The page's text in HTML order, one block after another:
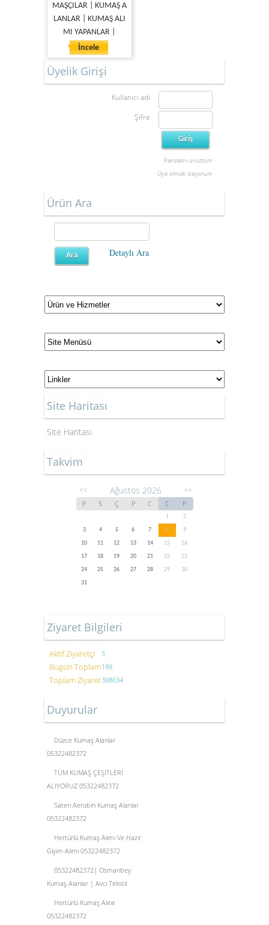
MAŞÇILAR | KUMAŞ A
LANLAR | KUMAŞ ALI
MI YAPANLAR |
İncele
Üyelik Girişi
Kullanıcı adı
Şifre
Parolamı unuttum
Üye olmak istiyorum
Ürün Ara
Detaylı Ara
Site Haritası
Site Haritası
Takvim
<< Ağustos 2026 >>
P S Ç P C C P
1
2
3
4 5 6 7 8
9
10
11 12 13 14 15
16
17
18 19 20 21 22
23
24
25 26 27 28 29
30
31
Ziyaret Bilgileri
Aktif Ziyaretçi 3
Bugün Toplam199
Toplam Ziyaret398634
Duyurular
Düzce Kumaş Alanlar
05322482372
TÜM KUMAŞ ÇEŞİTLERİ
ALIYORUZ 05322482372
Saten Aerobin Kumaş Alanlar
05322482372
Hertürlü Kumaş Alımı Ve Hazır
Giyim Alımı 05322482372
05322482372| Osmanbey
Kumaş Alanlar | Avcı Tekstil
Hertürlü Kumaş Alınır
05322482372